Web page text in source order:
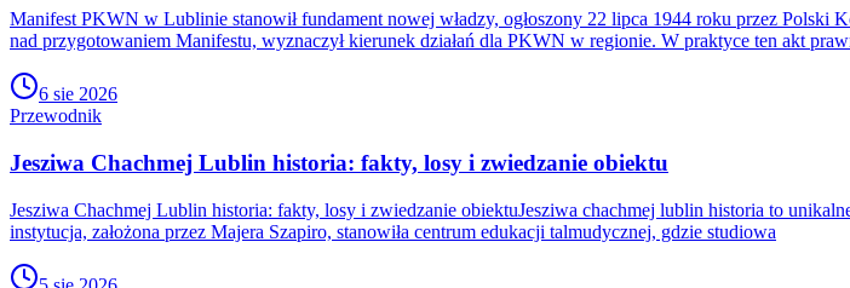
Manifest PKWN w Lublinie stanowił fundament nowej władzy, ogłoszony 22 lipca 1944 roku przez
nad przygotowaniem Manifestu, wyznaczył kierunek działań dla PKWN w regionie. W praktyce ten akt
6 sie 2026
Przewodnik
Jesziwa Chachmej Lublin historia: fakty, losy i zwiedzanie obiektu
Jesziwa Chachmej Lublin historia: fakty, losy i zwiedzanie obiektuJesziwa chachmej lublin historia to
instytucja, założona przez Majera Szapiro, stanowiła centrum edukacji talmudycznej, gdzie studiowa